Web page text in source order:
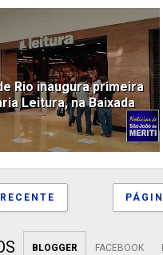
Rio inaugura primeira
Leitura, na Baixada
BLOGGER FACEBOOK